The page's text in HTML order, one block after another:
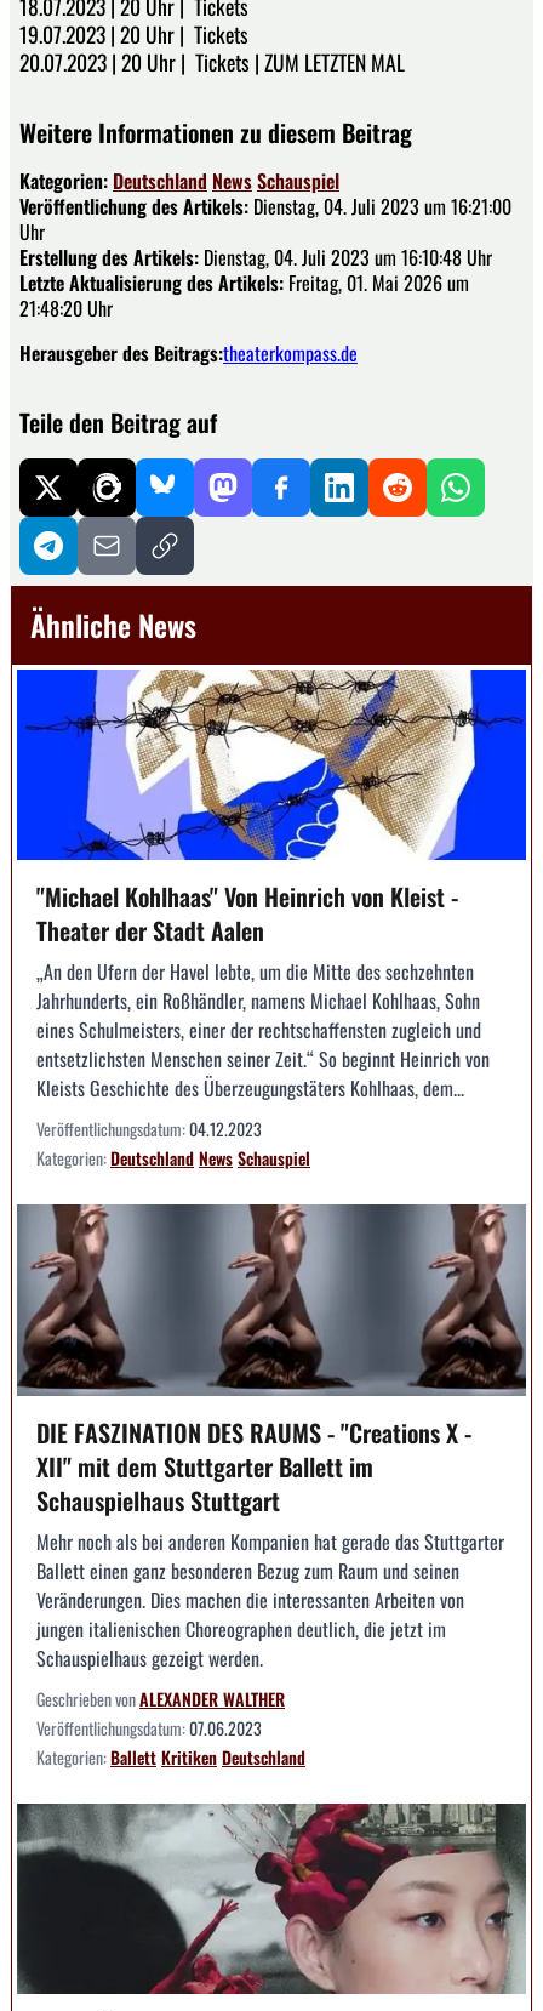
19.07.2023 | 20 Uhr | Tickets
20.07.2023 | 20 Uhr | Tickets | ZUM LETZTEN MAL
Weitere Informationen zu diesem Beitrag
Kategorien: Deutschland NewsSchauspiel
Veröffentlichung des Artikels: Dienstag, 04. Juli 2023 um 16:21:00
Uhr
Erstellung des Artikels: Dienstag, 04. Juli 2023 um 16:10:48 Uhr
Letzte Aktualisierung des Artikels: Freitag, 01. Mai 2026 um
21:48:20 Uhr
Herausgeber des Beitrags:theaterkompass.de
Teile den Beitrag auf
Ähnliche News
"Michael Kohlhaas" Von Heinrich von Kleist -
Theater der Stadt Aalen
„An den Ufern der Havel lebte, um die Mitte des sechzehnten
Jahrhunderts, ein Roßhändler, namens Michael Kohlhaas, Sohn
eines Schulmeisters, einer der rechtschaffensten zugleich und
entsetzlichsten Menschen seiner Zeit.“ So beginnt Heinrich von
Kleists Geschichte des Überzeugungstäters Kohlhaas, dem...
Veröffentlichungsdatum:04.12.2023
Kategorien:DeutschlandNewsSchauspiel
DIE FASZINATION DES RAUMS - "Creations X -
XII" mit dem Stuttgarter Ballett im
Schauspielhaus Stuttgart
Mehr noch als bei anderen Kompanien hat gerade das Stuttgarter
Ballett einen ganz besonderen Bezug zum Raum und seinen
Veränderungen. Dies machen die interessanten Arbeiten von
jungen italienischen Choreographen deutlich, die jetzt im
Schauspielhaus gezeigt werden.
Geschrieben vonALEXANDER WALTHER
Veröffentlichungsdatum:07.06.2023
Kategorien:BallettKritikenDeutschland